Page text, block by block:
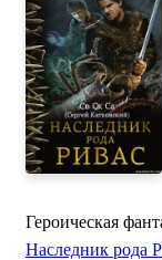
Героическая
Наследник рода